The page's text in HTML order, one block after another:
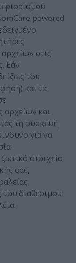
powered
στις
Εάν
του
και τα
αρχείων και
τη συσκευή
για να
στοιχείο
σας,
του διαθέσιμου